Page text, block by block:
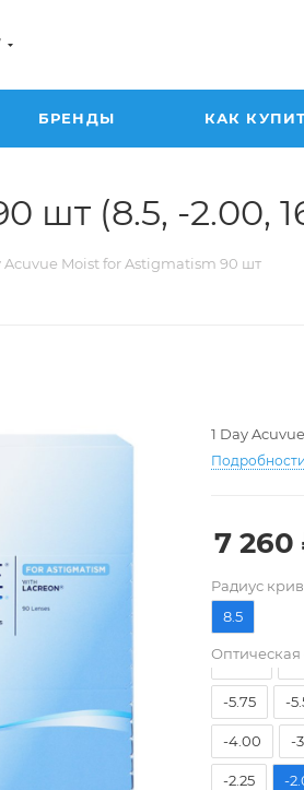
БРЕНДЫ КАК
(8.5, -2.00,
Acuvue Moist for Astigmatism 90 шт
1 Day
Подробности
7 260
Pадиус
8.5
Оптическая
-9.00 -
-5.75 -
-4.00 -
-2.25 -